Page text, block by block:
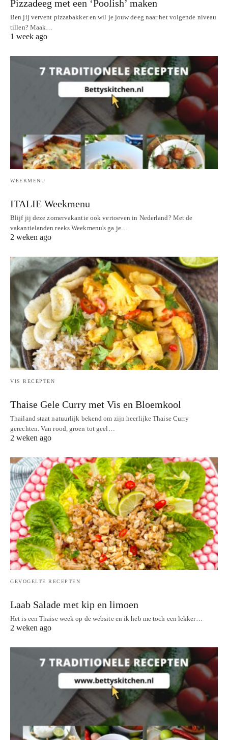
Pizzadeeg met een ‘Poolish’ maken
Ben jij vervent pizzabakker en wil je jouw deeg naar het volgende niveau
tillen? Maak…
1 week ago
WEEKMENU
ITALIE Weekmenu
Blijf jij deze zomervakantie ook vertoeven in Nederland? Met de
vakantielanden reeks Weekmenu's ga je…
2 weken ago
VIS RECEPTEN
Thaise Gele Curry met Vis en Bloemkool
Thailand staat natuurlijk bekend om zijn heerlijke Thaise Curry
gerechten. Van rood, groen tot geel…
2 weken ago
GEVOGELTE RECEPTEN
Laab Salade met kip en limoen
Het is een Thaise week op de website en ik heb me toch een lekker…
2 weken ago